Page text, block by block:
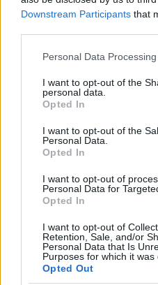
Downstream Participants that
Please note that this website/
not limited to your visit or
grant or deny consent to
use your data for below
consent section.
Personal Data
I want to opt-out of the
personal data.
Opted In
I want to opt-out of the
Personal Data.
Opted In
I want to opt-out of
Personal Data for
Opted In
I want to opt-out of
Retention, Sale, and/or
Personal Data that Is
Purposes for which it was
Opted Out
08:0104.06.24
Ευρωεκλογές 2024:
που ψηφίζω, πότε θα
αποτελέσματα